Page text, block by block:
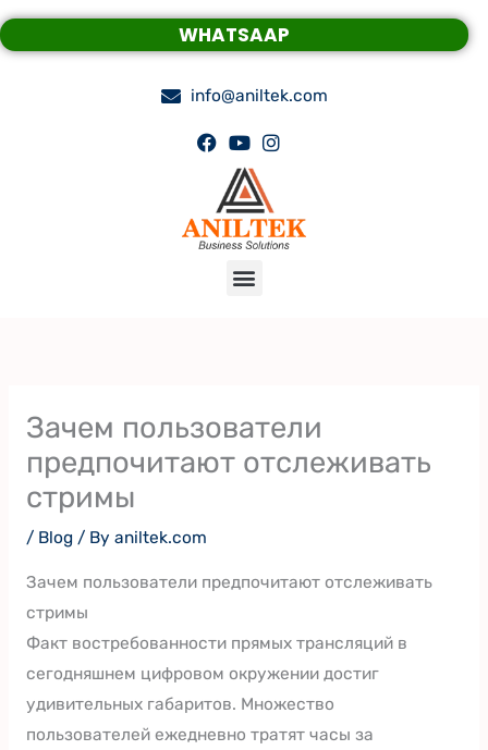
Skip
to
WHATSAAP
info@aniltek.com
Menu
Зачем пользователи
предпочитают отслеживать
стримы
/ Blog/ By aniltek.com
Зачем пользователи предпочитают отслеживать
стримы
Факт востребованности прямых трансляций в
сегодняшнем цифровом окружении достиг
удивительных габаритов. Множество
пользователей ежедневно тратят часы за